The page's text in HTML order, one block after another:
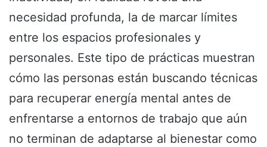
necesidad profunda, la de marcar límites
entre los espacios profesionales y
personales. Este tipo de prácticas muestran
cómo las personas están buscando técnicas
para recuperar energía mental antes de
enfrentarse a entornos de trabajo que aún
no terminan de adaptarse al bienestar como